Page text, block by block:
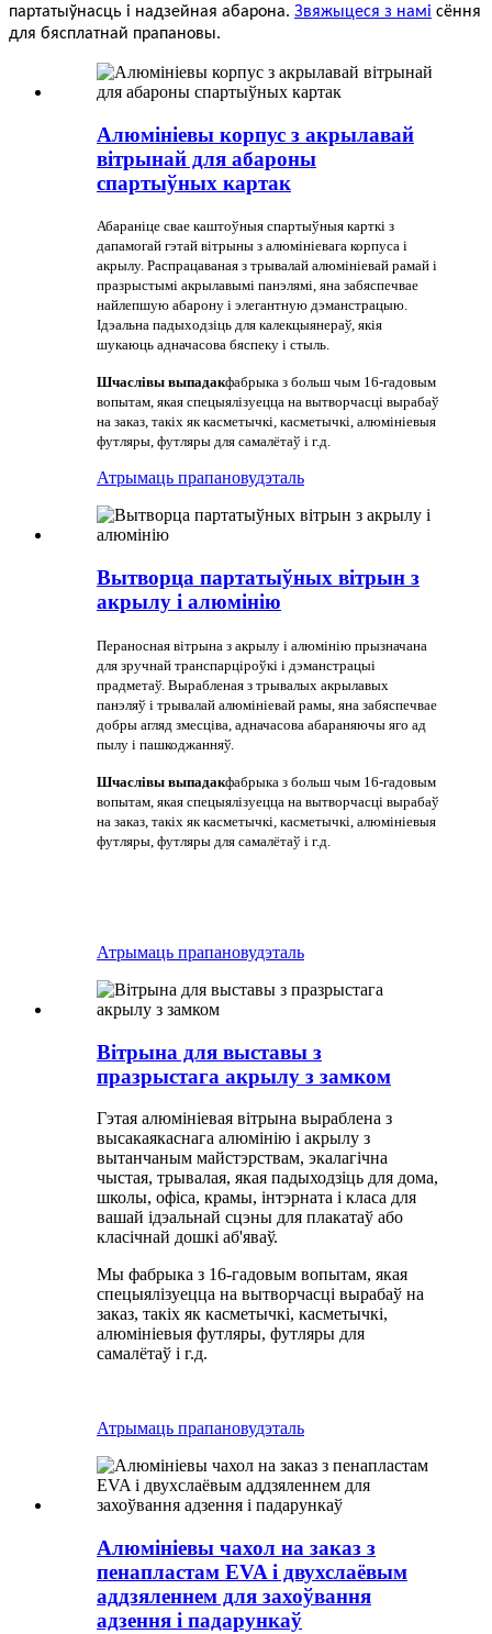
партатыўнасць і надзейная абарона. Звяжыцеся з намі сёння
для бясплатнай прапановы.
Алюмініевы корпус з акрылавай
вітрынай для абароны
спартыўных картак
Абараніце свае каштоўныя спартыўныя карткі з
дапамогай гэтай вітрыны з алюмініевага корпуса і
акрылу. Распрацаваная з трывалай алюмініевай рамай і
празрыстымі акрылавымі панэлямі, яна забяспечвае
найлепшую абарону і элегантную дэманстрацыю.
Ідэальна падыходзіць для калекцыянераў, якія
шукаюць адначасова бяспеку і стыль.
Шчаслівы выпадакфабрыка з больш чым 16-гадовым
вопытам, якая спецыялізуецца на вытворчасці вырабаў
на заказ, такіх як касметычкі, касметычкі, алюмініевыя
футляры, футляры для самалётаў і г.д.
Атрымаць прапановудэталь
Вытворца партатыўных вітрын з
акрылу і алюмінію
Пераносная вітрына з акрылу і алюмінію прызначана
для зручнай транспарціроўкі і дэманстрацыі
прадметаў. Вырабленая з трывалых акрылавых
панэляў і трывалай алюмініевай рамы, яна забяспечвае
добры агляд змесціва, адначасова абараняючы яго ад
пылу і пашкоджанняў.
Шчаслівы выпадакфабрыка з больш чым 16-гадовым
вопытам, якая спецыялізуецца на вытворчасці вырабаў
на заказ, такіх як касметычкі, касметычкі, алюмініевыя
футляры, футляры для самалётаў і г.д.
Атрымаць прапановудэталь
Вітрына для выставы з
празрыстага акрылу з замком
Гэтая алюмініевая вітрына выраблена з
высакаякаснага алюмінію і акрылу з
вытанчаным майстэрствам, экалагічна
чыстая, трывалая, якая падыходзіць для дома,
школы, офіса, крамы, інтэрната і класа для
вашай ідэальнай сцэны для плакатаў або
класічнай дошкі аб'яваў.
Мы фабрыка з 16-гадовым вопытам, якая
спецыялізуецца на вытворчасці вырабаў на
заказ, такіх як касметычкі, касметычкі,
алюмініевыя футляры, футляры для
самалётаў і г.д.
Атрымаць прапановудэталь
Алюмініевы чахол на заказ з
пенапластам EVA і двухслаёвым
аддзяленнем для захоўвання
адзення і падарункаў